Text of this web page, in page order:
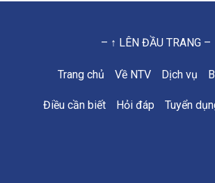
– ↑ LÊN ĐẦU TRANG –
Trang chủ Về NTV Dịch vụ
Điều cần biết Hỏi đáp Tuyển